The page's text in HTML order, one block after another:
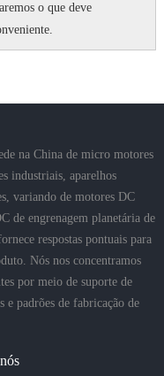
o que deve
na China de micro motores
industriais, aparelhos
variando de motores DC
de engrenagem planetária de
respostas pontuais para
Nós nos concentramos
por meio de suporte de
e padrões de fabricação de